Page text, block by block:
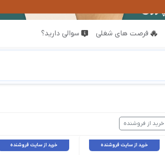
فرصت های شغلی سوالی دارید؟
خرید از فروشنده
خرید از سایت فروشنده خرید از سایت فروشنده